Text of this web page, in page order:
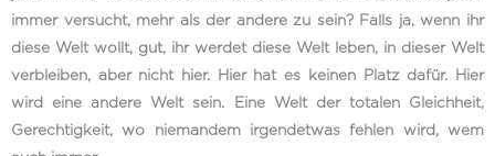
immer versucht, mehr als der andere zu sein? Falls ja, wenn ihr
diese Welt wollt, gut, ihr werdet diese Welt leben, in dieser Welt
verbleiben, aber nicht hier. Hier hat es keinen Platz dafür. Hier
wird eine andere Welt sein. Eine Welt der totalen Gleichheit,
Gerechtigkeit, wo niemandem irgendetwas fehlen wird, wem